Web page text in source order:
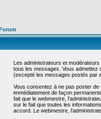
Les administrateurs et
tous les messages. Vous
(excepté les messages postés par
Vous consentez à ne pas poster
immédiatement de façon
fait que le webmestre,
sur le fait que toutes les
accord. Le webmestre,